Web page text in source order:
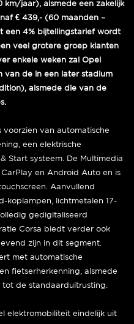
km/jaar), alsmede een zakelijk
€ 439,- (60 maanden –
een 4% bijtellingstarief wordt
veel grotere groep klanten
enkele weken zal Opel
van de in een later stadium
alsmede die van de
voorzien van automatische
een elektrische
Start systeem. De Multimedia
en Android Auto en is
Aanvullend
koplampen, lichtmetalen 17-
gedigitaliseerd
Corsa biedt verder ook
zijn in dit segment.
met automatische
fietserherkenning, alsmede
tot de standaarduitrusting.
elektromobiliteit eindelijk uit